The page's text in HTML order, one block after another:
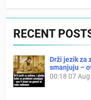
RECENT
Drži jezik za
smanjuju –
00:18 07